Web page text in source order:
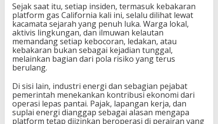
Sejak saat itu, setiap insiden, termasuk kebakaran
platform gas California kali ini, selalu dilihat lewat
kacamata sejarah yang penuh luka. Warga lokal,
aktivis lingkungan, dan ilmuwan kelautan
memandang setiap kebocoran, ledakan, atau
kebakaran bukan sebagai kejadian tunggal,
melainkan bagian dari pola risiko yang terus
berulang.
Di sisi lain, industri energi dan sebagian pejabat
pemerintah menekankan kontribusi ekonomi dari
operasi lepas pantai. Pajak, lapangan kerja, dan
suplai energi dianggap sebagai alasan mengapa
platform tetap diizinkan beroperasi di perairan yang